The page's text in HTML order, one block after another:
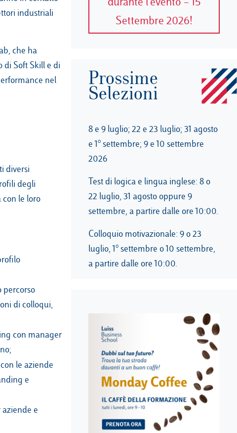
industriali
che ha
di Soft Skill e di
nel
diversi
degli
le loro
percorso
di colloqui,
con manager
le aziende
e
e
Settembre 2026!
Prossime
Selezioni
8 e 9 luglio; 22 e 23 luglio; 31 agosto
e 1° settembre; 9 e 10 settembre
2026
Test di logica e lingua inglese: 8 o
22 luglio, 31 agosto oppure 9
settembre, a partire dalle ore 10:00.
Colloquio motivazionale: 9 o 23
luglio, 1° settembre o 10 settembre,
a partire dalle ore 10:00.